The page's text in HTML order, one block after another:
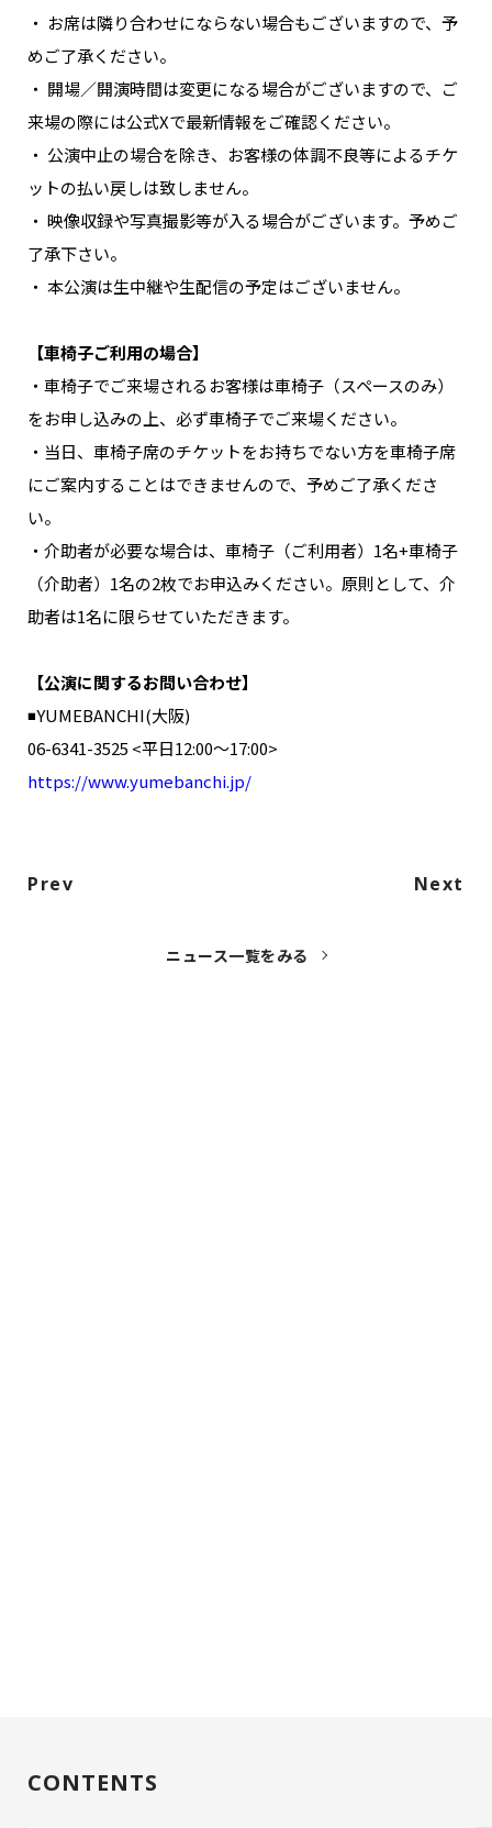
・ お席は隣り合わせにならない場合もございますので、予
めご了承ください。
・ 開場／開演時間は変更になる場合がございますので、ご
来場の際には公式Xで最新情報をご確認ください。
・ 公演中止の場合を除き、お客様の体調不良等によるチケ
ットの払い戻しは致しません。
・ 映像収録や写真撮影等が入る場合がございます。予めご
了承下さい。
・ 本公演は生中継や生配信の予定はございません。
【車椅子ご利用の場合】
・車椅子でご来場されるお客様は車椅子（スペースのみ）
をお申し込みの上、必ず車椅子でご来場ください。
・当日、車椅子席のチケットをお持ちでない方を車椅子席
にご案内することはできませんので、予めご了承くださ
い。
・介助者が必要な場合は、車椅子（ご利用者）1名+車椅子
（介助者）1名の2枚でお申込みください。原則として、介
助者は1名に限らせていただきます。
【公演に関するお問い合わせ】
◾️YUMEBANCHI(大阪)
06-6341-3525 <平日12:00～17:00>
https://www.yumebanchi.jp/
Prev Next
ニュース一覧をみる
CONTENTS